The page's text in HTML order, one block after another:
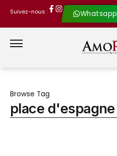
Suivez-nous : Whatsapp
Browse Tag
place d'espagne